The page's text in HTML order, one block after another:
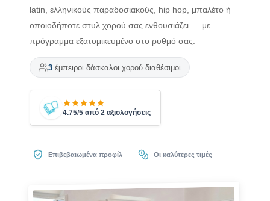
latin, ελληνικούς παραδοσιακούς, hip hop, μπαλέτο ή
οποιοδήποτε στυλ χορού σας ενθουσιάζει — με
πρόγραμμα εξατομικευμένο στο ρυθμό σας.
3έμπειροι δάσκαλοι χορού διαθέσιμοι
4.75/5 από 2 αξιολογήσεις
Επιβεβαιωμένα προφίλ Οι καλύτερες τιμές